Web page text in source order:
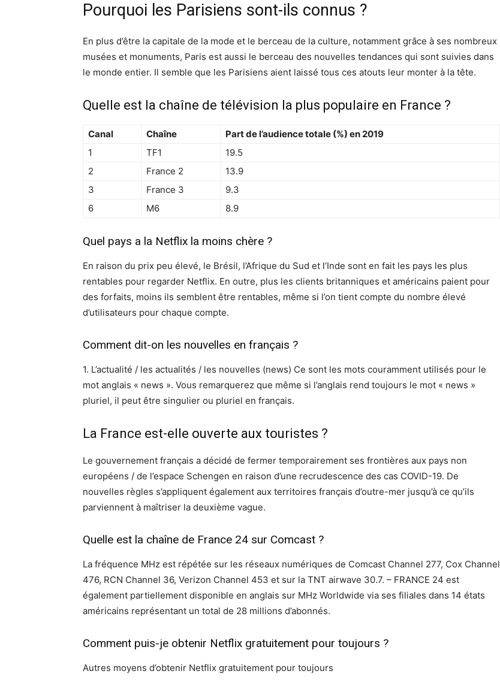
Pourquoi les Parisiens sont-ils connus ?
En plus d’être la capitale de la mode et le berceau de la culture, notamment grâce à ses nombreux
musées et monuments, Paris est aussi le berceau des nouvelles tendances qui sont suivies dans
le monde entier. Il semble que les Parisiens aient laissé tous ces atouts leur monter à la tête.
Quelle est la chaîne de télévision la plus populaire en France ?
Canal Chaîne
Part de l’audience totale (%) en 2019
1
TF1
19.5
2
France 2
13.9
3
France 3
9.3
6
M6 8.9
Quel pays a la Netflix la moins chère ?
En raison du prix peu élevé, le Brésil, l’Afrique du Sud et l’Inde sont en fait les pays les plus
rentables pour regarder Netflix. En outre, plus les clients britanniques et américains paient pour
des forfaits, moins ils semblent être rentables, même si l’on tient compte du nombre élevé
d’utilisateurs pour chaque compte.
Comment dit-on les nouvelles en français ?
1. L’actualité / les actualités / les nouvelles (news) Ce sont les mots couramment utilisés pour le
mot anglais « news ». Vous remarquerez que même si l’anglais rend toujours le mot « news »
pluriel, il peut être singulier ou pluriel en français.
La France est-elle ouverte aux touristes ?
Le gouvernement français a décidé de fermer temporairement ses frontières aux pays non
européens / de l’espace Schengen en raison d’une recrudescence des cas COVID-19. De
nouvelles règles s’appliquent également aux territoires français d’outre-mer jusqu’à ce qu’ils
parviennent à maîtriser la deuxième vague.
Quelle est la chaîne de France 24 sur Comcast ?
La fréquence MHz est répétée sur les réseaux numériques de Comcast Channel 277, Cox Channel
476, RCN Channel 36, Verizon Channel 453 et sur la TNT airwave 30.7. – FRANCE 24 est
également partiellement disponible en anglais sur MHz Worldwide via ses filiales dans 14 états
américains représentant un total de 28 millions d’abonnés.
Comment puis-je obtenir Netflix gratuitement pour toujours ?
Autres moyens d’obtenir Netflix gratuitement pour toujours